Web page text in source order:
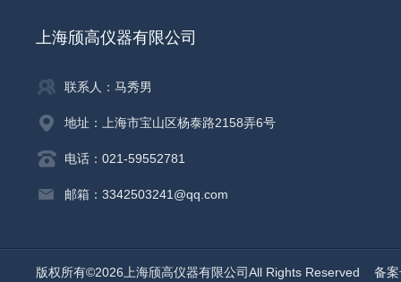
上海颀高仪器有限公司
联系人：马秀男
地址：上海市宝山区杨泰路2158弄6号
电话：021-59552781
邮箱：3342503241@qq.com
版权所有©2026上海颀高仪器有限公司All Rights Reserved 备